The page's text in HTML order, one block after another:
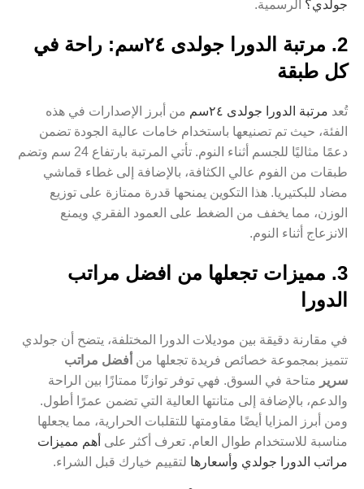
جولدي؟ الرسمية.
2. مرتبة الدورا جولدى ٢٤سم: راحة في
كل طبقة
تُعد مرتبة الدورا جولدى ٢٤سم
من أبرز الإصدارات في هذه
الفئة، حيث تم تصنيعها باستخدام خامات عالية الجودة تضمن
دعمًا مثاليًا للجسم أثناء النوم. تأتي المرتبة بارتفاع 24 سم وتضم
طبقات من الفوم عالي الكثافة، بالإضافة إلى غطاء قماشي
مضاد للبكتيريا. هذا التكوين يمنحها قدرة ممتازة على توزيع
الوزن، مما يخفف من الضغط على العمود الفقري ويمنع
الانزعاج أثناء النوم.
3. مميزات تجعلها من افضل مراتب
الدورا
في مقارنة دقيقة بين موديلات الدورا المختلفة، يتضح أن جولدي
تتميز بمجموعة خصائص فريدة تجعلها من أفضل مراتب
سرير متاحة في السوق. فهي توفر توازنًا ممتازًا بين الراحة
والدعم، بالإضافة إلى متانتها العالية التي تضمن عمرًا أطول.
ومن أبرز المزايا أيضًا مقاومتها للتقلبات الحرارية، مما يجعلها
مناسبة للاستخدام طوال العام. تعرف أكثر على أهم مميزات
مراتب الدورا جولدي وأسعارها لتقييم خيارك قبل الشراء.